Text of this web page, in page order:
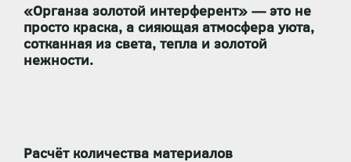
«Органза золотой интерферент» — это не
просто краска, а сияющая атмосфера уюта,
сотканная из света, тепла и золотой
нежности.
Расчёт количества материалов